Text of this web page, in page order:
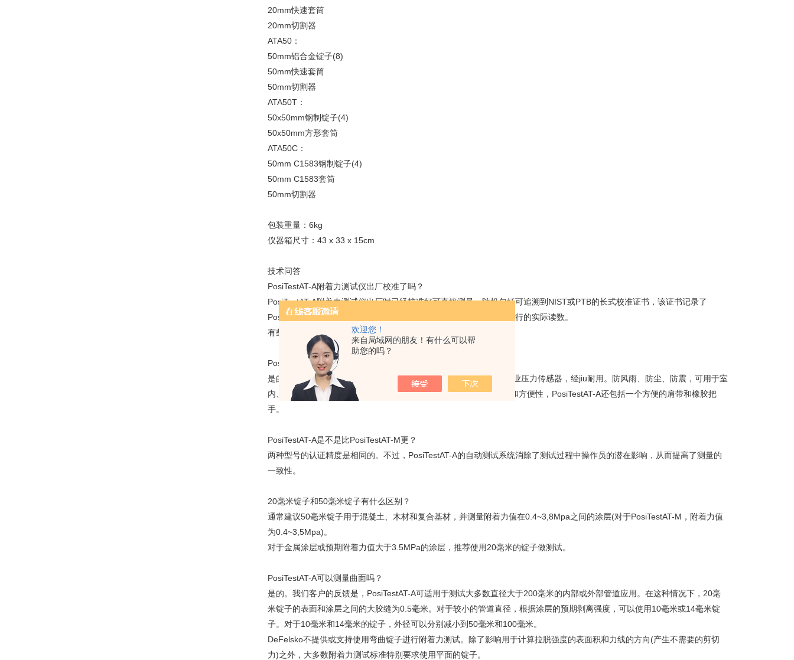
欢迎您！
来自局域网的朋友！有什么可以帮
助您的吗？
20mm快速套筒
20mm切割器
ATA50：
50mm铝合金锭子(8)
50mm快速套筒
50mm切割器
ATA50T：
50x50mm钢制锭子(4)
50x50mm方形套筒
ATA50C：
50mm C1583钢制锭子(4)
50mm C1583套筒
50mm切割器
包装重量：6kg
仪器箱尺寸：43 x 33 x 15cm
技术问答
PosiTestAT-A附着力测试仪出厂校准了吗？
PosiTestAT-A附着力测试仪出厂时已经校准好可直接测量。随机包括可追溯到NIST或PTB的长式校准证书，该证书记录了
PosiTestAT-A在我们的校准实验室对可追溯到国家计量机构的标准进行的实际读数。
有些厂家提供的证书或合格证书，通常不包括实际的仪器读数。
PosiTestAT-A附着力测试仪是便携式的，并且适合在野外使用吗？
是的。PosiTestAT-A采用环保密封金属外壳、重型液压泵和gao级工业压力传感器，经jiu耐用。防风雨、防尘、防震，可用于室
内、室外和各种天气(达到或超过IP 65防护等级)。 为了增加实用性和方便性，PosiTestAT-A还包括一个方便的肩带和橡胶把
手。
PosiTestAT-A是不是比PosiTestAT-M更？
两种型号的认证精度是相同的。不过，PosiTestAT-A的自动测试系统消除了测试过程中操作员的潜在影响，从而提高了测量的
一致性。
20毫米锭子和50毫米锭子有什么区别？
通常建议50毫米锭子用于混凝土、木材和复合基材，并测量附着力值在0.4~3,8Mpa之间的涂层(对于PosiTestAT-M，附着力值
为0.4~3,5Mpa)。
对于金属涂层或预期附着力值大于3.5MPa的涂层，推荐使用20毫米的锭子做测试。
PosiTestAT-A可以测量曲面吗？
是的。我们客户的反馈是，PosiTestAT-A可适用于测试大多数直径大于200毫米的内部或外部管道应用。在这种情况下，20毫
米锭子的表面和涂层之间的大胶缝为0.5毫米。对于较小的管道直径，根据涂层的预期剥离强度，可以使用10毫米或14毫米锭
子。对于10毫米和14毫米的锭子，外径可以分别减小到50毫米和100毫米。
DeFelsko不提供或支持使用弯曲锭子进行附着力测试。除了影响用于计算拉脱强度的表面积和力线的方向(产生不需要的剪切
力)之外，大多数附着力测试标准特别要求使用平面的锭子。